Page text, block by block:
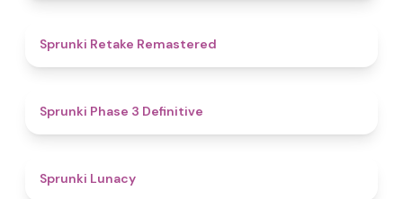
Sprunki Retake Remastered
Sprunki Phase 3 Definitive
Sprunki Lunacy